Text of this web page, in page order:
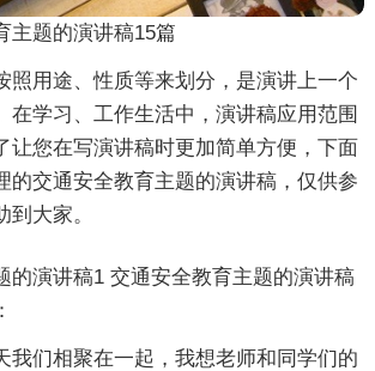
主题的演讲稿15篇
照用途、性质等来划分，是演讲上一个
在学习、工作生活中，演讲稿应用范围
让您在写演讲稿时更加简单方便，下面
的交通安全教育主题的演讲稿，仅供参
大家。
的演讲稿1
我们相聚在一起，我想老师和同学们的
交通安全教育主题的演讲稿